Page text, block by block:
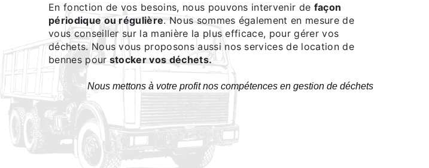
En fonction de vos besoins, nous pouvons intervenir de façon
périodique ou régulière. Nous sommes également en mesure de
vous conseiller sur la manière la plus efficace, pour gérer vos
déchets. Nous vous proposons aussi nos services de location de
bennes pour stocker vos déchets.
Nous mettons à votre profit nos compétences en gestion de déchets